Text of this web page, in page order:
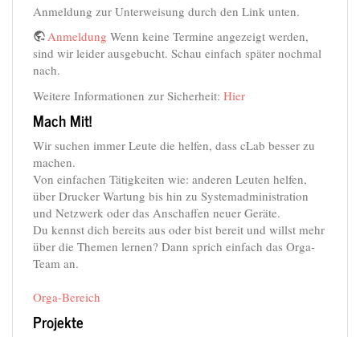
Anmeldung zur Unterweisung durch den Link unten.
Anmeldung Wenn keine Termine angezeigt werden,
sind wir leider ausgebucht. Schau einfach später nochmal
nach.
Weitere Informationen zur Sicherheit: Hier
Mach Mit!
Wir suchen immer Leute die helfen, dass cLab besser zu
machen.
Von einfachen Tätigkeiten wie: anderen Leuten helfen,
über Drucker Wartung bis hin zu Systemadministration
und Netzwerk oder das Anschaffen neuer Geräte.
Du kennst dich bereits aus oder bist bereit und willst mehr
über die Themen lernen? Dann sprich einfach das Orga-
Team an.
Orga-Bereich
Projekte